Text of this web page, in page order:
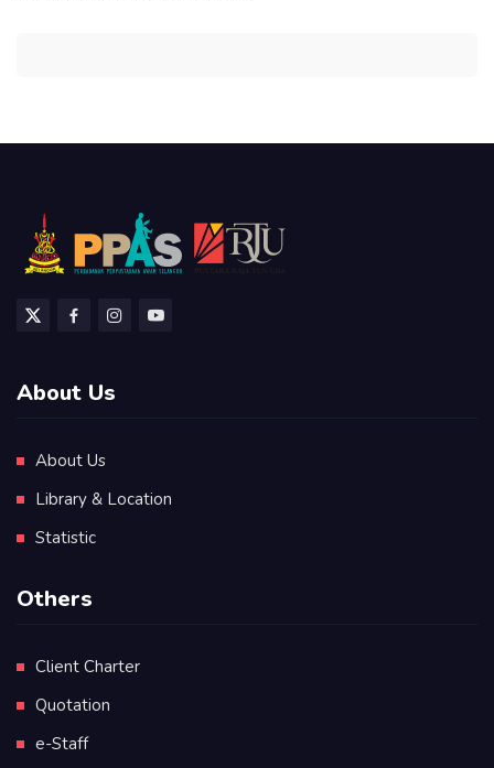
About Us
About Us
Library & Location
Statistic
Others
Client Charter
Quotation
e-Staff